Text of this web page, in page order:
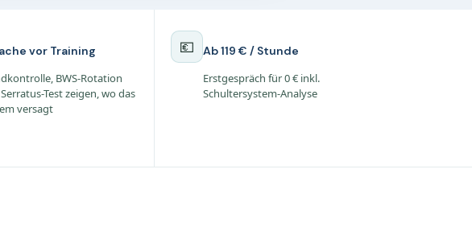
vor Training
BWS-Rotation
Test zeigen, wo das
versagt
💶
Ab 119 € / Stunde
Erstgespräch für 0 € inkl.
Schultersystem-Analyse